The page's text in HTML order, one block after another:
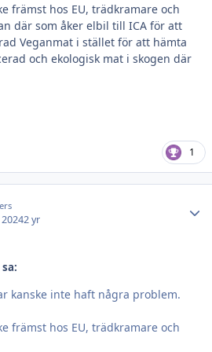
främst hos EU, trädkramare och
där som åker elbil till ICA för att
Veganmat i stället för att hämta
och ekologisk mat i skogen där
1
2 yr
kanske inte haft några problem.
främst hos EU, trädkramare och